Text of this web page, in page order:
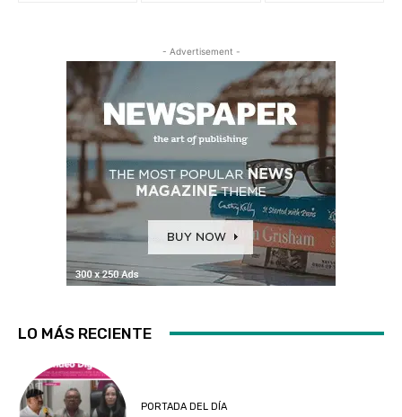
- Advertisement -
LO MÁS RECIENTE
PORTADA DEL DÍA